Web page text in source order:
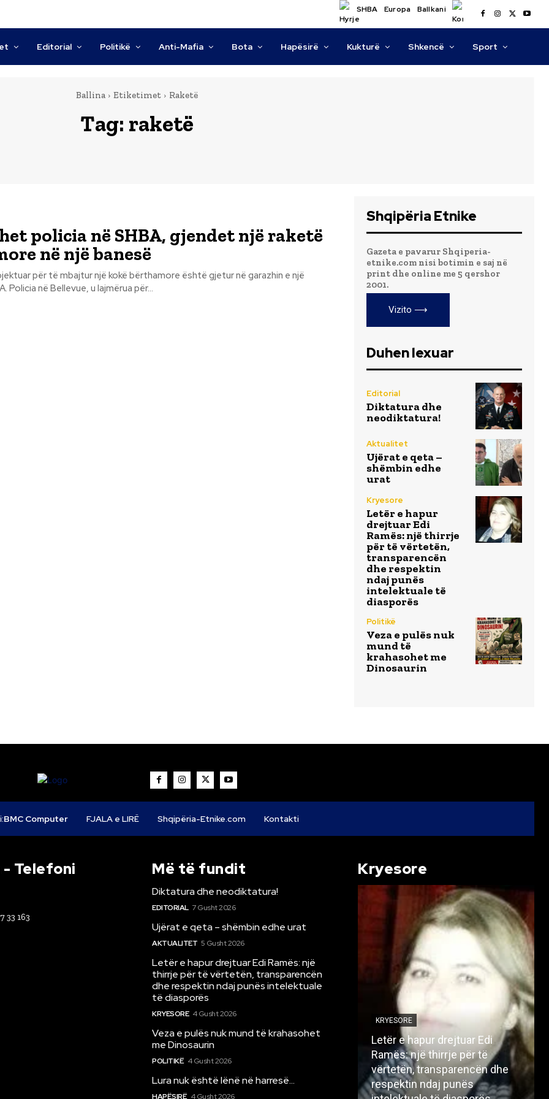
SHBA Europa Ballkani
Editorial Politikë Anti-Mafia Bota Hapësirë Kukturë Shkencë Sport
Ballina Etiketimet Raketë
Tag: raketë
policia në SHBA, gjendet një raketë
në një banesë
për të mbajtur një kokë bërthamore është gjetur në garazhin e një
banese në SHBA. Policia në Bellevue, u lajmërua për...
Shqipëria Etnike
Gazeta e pavarur Shqiperia-
etnike.com nisi botimin e saj në
print dhe online me 5 qershor
2001.
Vizito ⟶
Duhen lexuar
Editorial
Diktatura dhe
neodiktatura!
Aktualitet
Ujërat e qeta –
shëmbin edhe
urat
Kryesore
Letër e hapur
drejtuar Edi
Ramës: një thirrje
për të vërtetën,
transparencën
dhe respektin
ndaj punës
intelektuale të
diasporës
Politikë
Veza e pulës nuk
mund të
krahasohet me
Dinosaurin
BMC Computer FJALA e LIRË Shqipëria-Etnike.com Kontakti
Telefoni
33 163
Më të fundit
Diktatura dhe neodiktatura!
EDITORIAL 7 Gusht 2026
Ujërat e qeta – shëmbin edhe urat
AKTUALITET 5 Gusht 2026
Letër e hapur drejtuar Edi Ramës: një
thirrje për të vërtetën, transparencën
dhe respektin ndaj punës intelektuale
të diasporës
KRYESORE 4 Gusht 2026
Veza e pulës nuk mund të krahasohet
me Dinosaurin
POLITIKË 4 Gusht 2026
Lura nuk është lënë në harresë…
HAPËSIRË 4 Gusht 2026
Kryesore
KRYESORE
Letër e hapur drejtuar Edi
Ramës: një thirrje për të
vërtetën, transparencën dhe
respektin ndaj punës